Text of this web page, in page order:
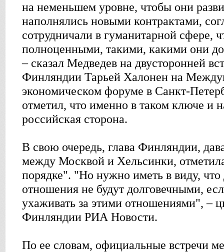
на неменьшем уровне, чтобы они
наполнялись новыми контрактами,
сотрудничали в гуманитарной сфере,
полноценными, такими, какими они
– сказал Медведев на двусторонней
Финляндии Тарьей Халонен на
экономическом форуме в Санкт-
отметил, что именно в таком ключе и
российская сторона.
В свою очередь, глава Финляндии,
между Москвой и Хельсинки,
порядке". "Но нужно иметь в виду,
отношения не будут долговечными,
ухаживать за этими отношениями", –
Финляндии РИА Новости.
По ее словам, официальные встречи